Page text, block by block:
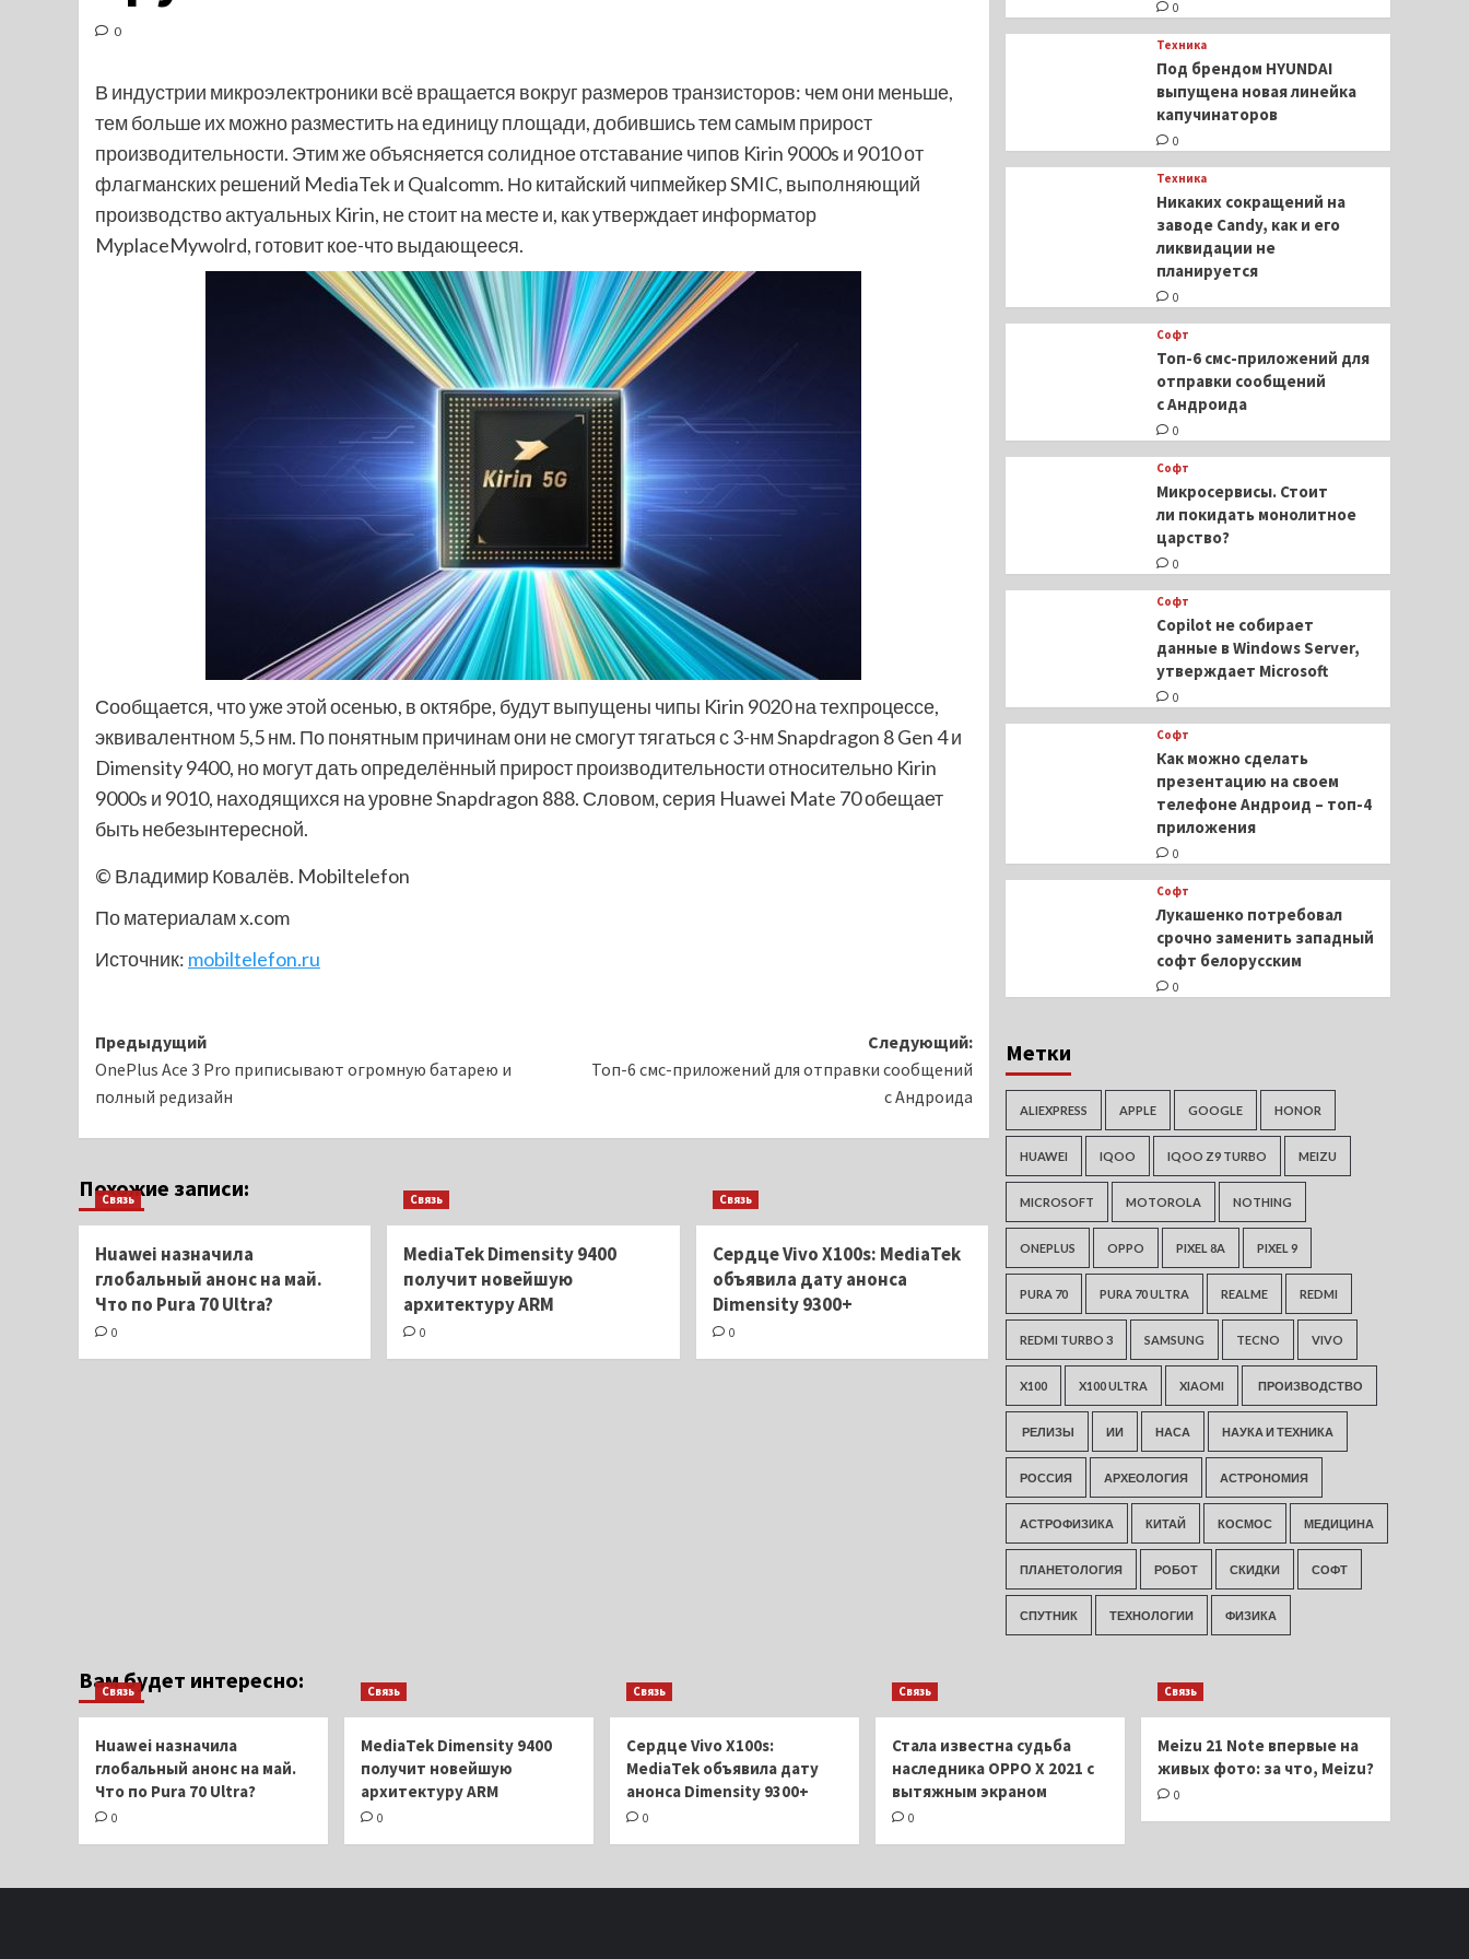
0
В индустрии микроэлектроники всё вращается вокруг размеров транзисторов: чем они меньше,
тем больше их можно разместить на единицу площади, добившись тем самым прирост
производительности. Этим же объясняется солидное отставание чипов Kirin 9000s и 9010 от
флагманских решений MediaTek и Qualcomm. Но китайский чипмейкер SMIC, выполняющий
производство актуальных Kirin, не стоит на месте и, как утверждает информатор
MyplaceMywolrd, готовит кое-что выдающееся.
Сообщается, что уже этой осенью, в октябре, будут выпущены чипы Kirin 9020 на техпроцессе,
эквивалентном 5,5 нм. По понятным причинам они не смогут тягаться с 3-нм Snapdragon 8 Gen 4 и
Dimensity 9400, но могут дать определённый прирост производительности относительно Kirin
9000s и 9010, находящихся на уровне Snapdragon 888. Словом, серия Huawei Mate 70 обещает
быть небезынтересной.
© Владимир Ковалёв. Mobiltelefon
По материалам x.com
Источник: mobiltelefon.ru
Навигация
записи
Предыдущий
OnePlus Ace 3 Pro приписывают огромную батарею и
полный редизайн
Следующий:
Топ-6 смс-приложений для отправки сообщений
с Андроида
Похожие записи:
Связь
Huawei назначила
глобальный анонс на май.
Что по Pura 70 Ultra?
0
Связь
MediaTek Dimensity 9400
получит новейшую
архитектуру ARM
0
Связь
Сердце Vivo X100s: MediaTek
объявила дату анонса
Dimensity 9300+
0
0
Техника
Под брендом HYUNDAI
выпущена новая линейка
капучинаторов
0
Техника
Никаких сокращений на
заводе Candy, как и его
ликвидации не
планируется
0
Софт
Топ-6 смс-приложений для
отправки сообщений
с Андроида
0
Софт
Микросервисы. Стоит
ли покидать монолитное
царство?
0
Софт
Copilot не собирает
данные в Windows Server,
утверждает Microsoft
0
Софт
Как можно сделать
презентацию на своем
телефоне Андроид – топ-4
приложения
0
Софт
Лукашенко потребовал
срочно заменить западный
софт белорусским
0
Метки
ALIEXPRESS APPLE GOOGLE HONOR
HUAWEI IQOO IQOO Z9 TURBO MEIZU
MICROSOFT MOTOROLA NOTHING
ONEPLUS OPPO PIXEL 8A PIXEL 9
PURA 70 PURA 70 ULTRA REALME REDMI
REDMI TURBO 3 SAMSUNG TECNO VIVO
X100 X100 ULTRA XIAOMI ПРОИЗВОДСТВО
РЕЛИЗЫ ИИ НАСА НАУКА И ТЕХНИКА
РОССИЯ АРХЕОЛОГИЯ АСТРОНОМИЯ
АСТРОФИЗИКА КИТАЙ КОСМОС МЕДИЦИНА
ПЛАНЕТОЛОГИЯ РОБОТ СКИДКИ СОФТ
СПУТНИК ТЕХНОЛОГИИ ФИЗИКА
Вам будет интересно:
Связь
Huawei назначила
глобальный анонс на май.
Что по Pura 70 Ultra?
0
Связь
MediaTek Dimensity 9400
получит новейшую
архитектуру ARM
0
Связь
Сердце Vivo X100s:
MediaTek объявила дату
анонса Dimensity 9300+
0
Связь
Стала известна судьба
наследника OPPO X 2021 с
вытяжным экраном
0
Связь
Meizu 21 Note впервые на
живых фото: за что, Meizu?
0